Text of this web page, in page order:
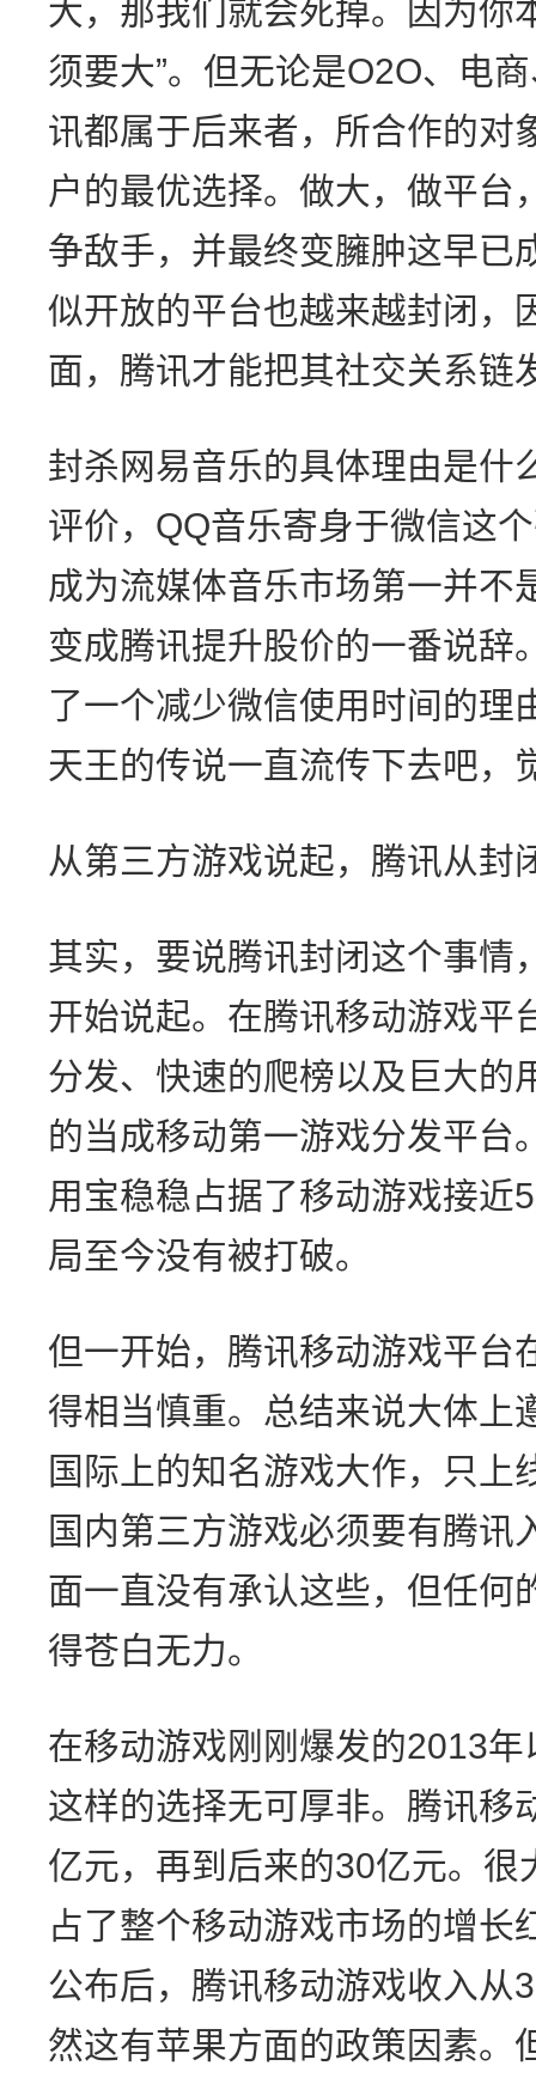
大，那我们就会死掉。因为你
须要大”。但无论是O2O、电
讯都属于后来者，所合作的对
户的最优选择。做大，做平台
争敌手，并最终变臃肿这早已
似开放的平台也越来越封闭，
面，腾讯才能把其社交关系链
封杀网易音乐的具体理由是什
评价，QQ音乐寄身于微信这
成为流媒体音乐市场第一并不
变成腾讯提升股价的一番说辞
了一个减少微信使用时间的理
天王的传说一直流传下去吧，
从第三方游戏说起，腾讯从封
其实，要说腾讯封闭这个事情
开始说起。在腾讯移动游戏平
分发、快速的爬榜以及巨大的
的当成移动第一游戏分发平台
用宝稳稳占据了移动游戏接近
局至今没有被打破。
但一开始，腾讯移动游戏平台
得相当慎重。总结来说大体上
国际上的知名游戏大作，只上
国内第三方游戏必须要有腾讯
面一直没有承认这些，但任何
得苍白无力。
在移动游戏刚刚爆发的2013
这样的选择无可厚非。腾讯移
亿元，再到后来的30亿元。
占了整个移动游戏市场的增长
公布后，腾讯移动游戏收入从
然这有苹果方面的政策因素。